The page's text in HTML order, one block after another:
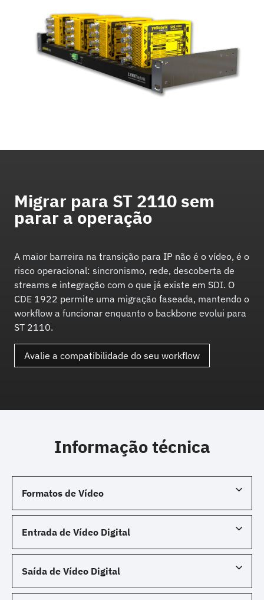
Migrar para ST 2110 sem
parar a operação
A maior barreira na transição para IP não é o vídeo, é o
risco operacional: sincronismo, rede, descoberta de
streams e integração com o que já existe em SDI. O
CDE 1922 permite uma migração faseada, mantendo o
workflow a funcionar enquanto o backbone evolui para
ST 2110.
Avalie a compatibilidade do seu workflow
Informação técnica
Formatos de Vídeo
Entrada de Vídeo Digital
Saída de Vídeo Digital